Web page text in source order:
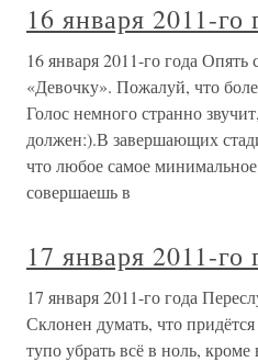
16 января 2011-го
16 января 2011-го года
«Девочку». Пожалуй, что
Голос немного странно
должен:).В завершающих
что любое самое
совершаешь в
17 января 2011-го
17 января 2011-го года
Склонен думать, что
тупо убрать всё в ноль,